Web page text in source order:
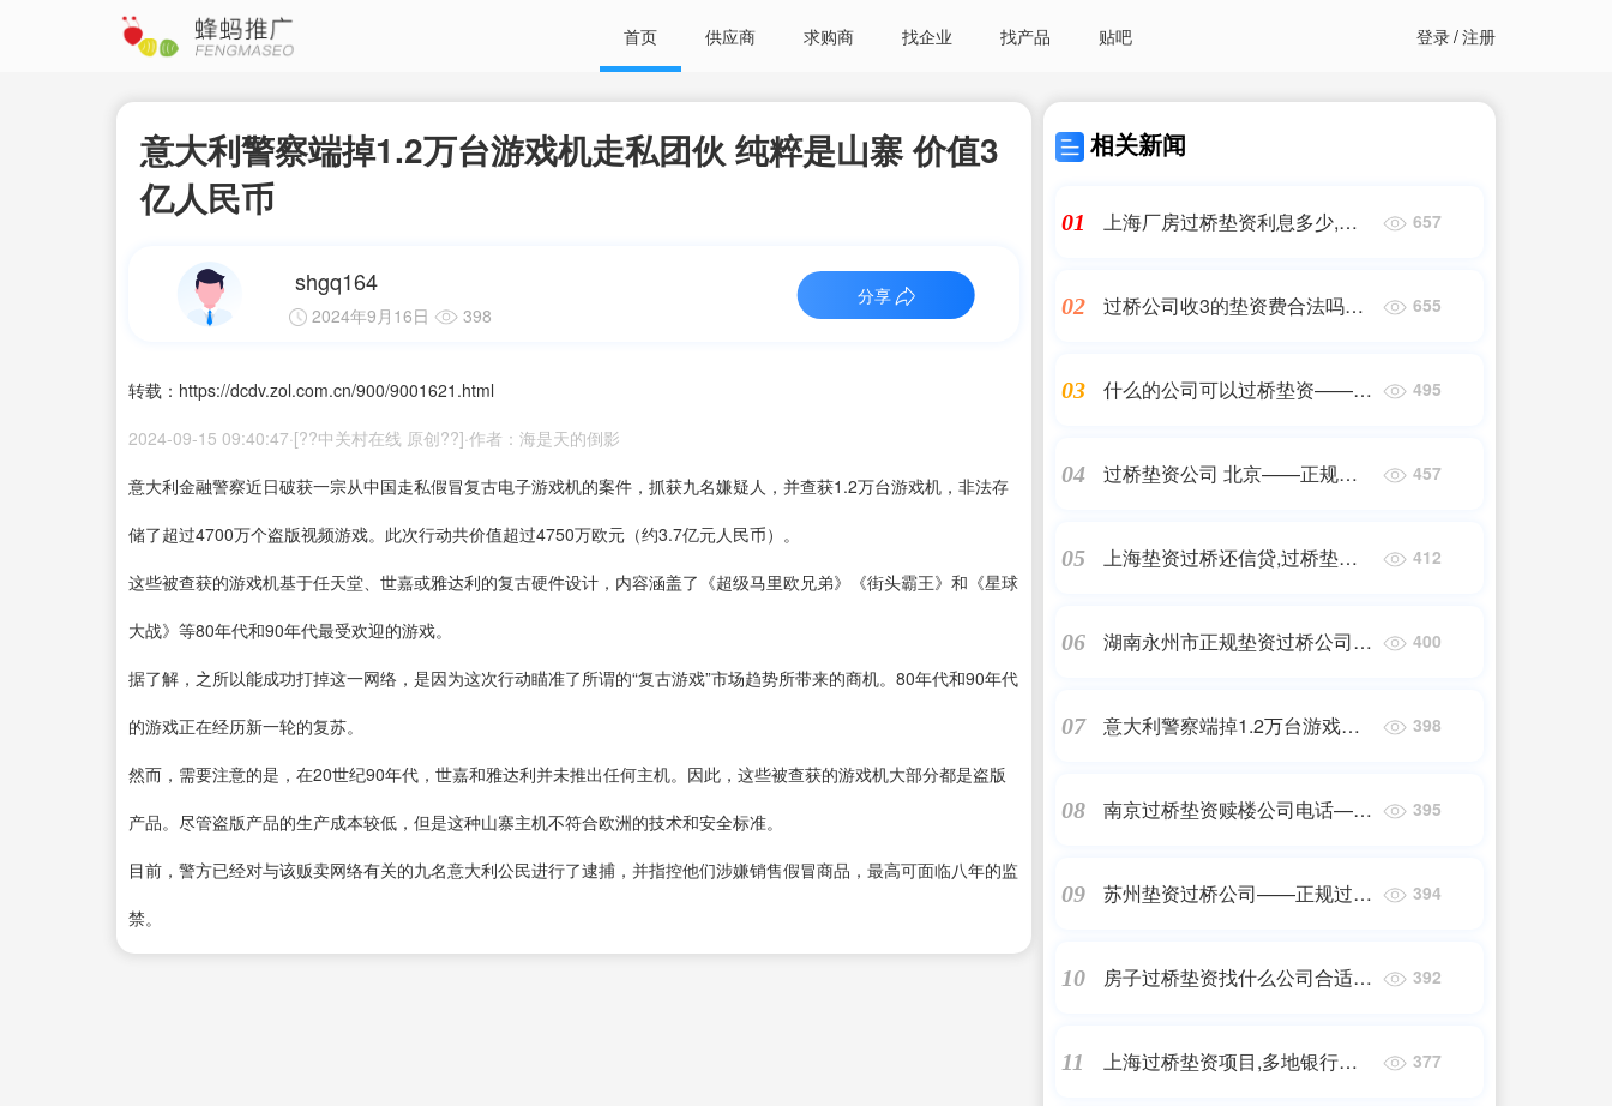
首页 供应商 求购商 找企业 找产品 贴吧 登录/注册
意大利警察端掉1.2万台游戏机走私团伙 纯粹是山寨 价值3
亿人民币
shgq164
2024年9月16日 398
分享
转载：https://dcdv.zol.com.cn/900/9001621.html
2024-09-15 09:40:47·[??中关村在线 原创??]·作者：海是天的倒影
意大利金融警察近日破获一宗从中国走私假冒复古电子游戏机的案件，抓获九名嫌疑人，并查获1.2万台游戏机，非法存
储了超过4700万个盗版视频游戏。此次行动共价值超过4750万欧元（约3.7亿元人民币）。
这些被查获的游戏机基于任天堂、世嘉或雅达利的复古硬件设计，内容涵盖了《超级马里欧兄弟》《街头霸王》和《星球
大战》等80年代和90年代最受欢迎的游戏。
据了解，之所以能成功打掉这一网络，是因为这次行动瞄准了所谓的“复古游戏”市场趋势所带来的商机。80年代和90年代
的游戏正在经历新一轮的复苏。
然而，需要注意的是，在20世纪90年代，世嘉和雅达利并未推出任何主机。因此，这些被查获的游戏机大部分都是盗版
产品。尽管盗版产品的生产成本较低，但是这种山寨主机不符合欧洲的技术和安全标准。
目前，警方已经对与该贩卖网络有关的九名意大利公民进行了逮捕，并指控他们涉嫌销售假冒商品，最高可面临八年的监
禁。
相关新闻
01
上海厂房过桥垫资利息多少,过
657
02
过桥公司收3的垫资费合法吗
655
03
什么的公司可以过桥垫资——正
495
04
过桥垫资公司 北京——正规过
457
05
上海垫资过桥还信贷,过桥垫资
忙...
412
06
湖南永州市正规垫资过桥公司
400
07
意大利警察端掉1.2万台游戏机
398
08
南京过桥垫资赎楼公司电话——
395
09
苏州垫资过桥公司——正规过桥
394
10
房子过桥垫资找什么公司合适
392
11
上海过桥垫资项目,多地银行房
377